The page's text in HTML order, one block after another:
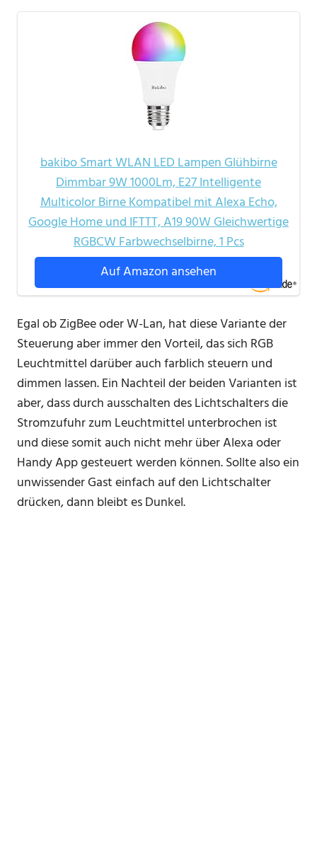
bakibo Smart WLAN LED Lampen Glühbirne
Dimmbar 9W 1000Lm, E27 Intelligente
Multicolor Birne Kompatibel mit Alexa Echo,
Google Home und IFTTT, A19 90W Gleichwertige
RGBCW Farbwechselbirne, 1 Pcs
Auf Amazon ansehen
Egal ob ZigBee oder W-Lan, hat diese Variante der
Steuerung aber immer den Vorteil, das sich RGB
Leuchtmittel darüber auch farblich steuern und
dimmen lassen. Ein Nachteil der beiden Varianten ist
aber, dass durch ausschalten des Lichtschalters die
Stromzufuhr zum Leuchtmittel unterbrochen ist
und diese somit auch nicht mehr über Alexa oder
Handy App gesteuert werden können. Sollte also ein
unwissender Gast einfach auf den Lichtschalter
drücken, dann bleibt es Dunkel.